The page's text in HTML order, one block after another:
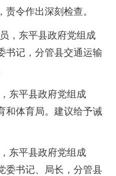
令作出深刻检查。
东平县政府党组成
书记，分管县交通运输
平县政府党组成
和体育局。建议给予诫
平县政府党组成
委书记、局长，分管县